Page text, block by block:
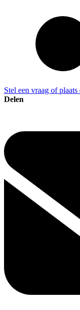
Stel een vraag of
Delen